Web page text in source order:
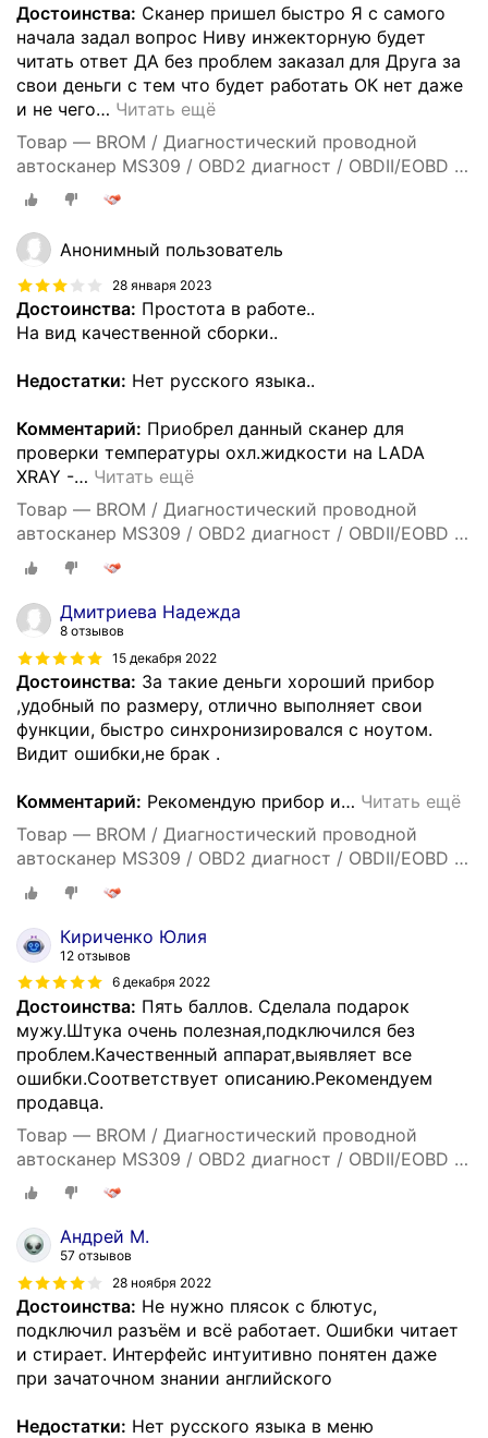
Достоинства: Сканер пришел быстро Я с самого
начала задал вопрос Ниву инжекторную будет
читать ответ ДА без проблем заказал для Друга за
свои деньги с тем что будет работать ОК нет даже
и не чего… Читать ещё
Товар — BROM / Диагностический проводной
автосканер MS309 / OBD2 диагност / OBDII/EOBD /
OBD Car Doctor
Анонимный пользователь
28 января 2023
Достоинства: Простота в работе..
На вид качественной сборки..
Недостатки: Нет русского языка..
Комментарий: Приобрел данный сканер для
проверки температуры охл.жидкости на LADA
XRAY -… Читать ещё
Товар — BROM / Диагностический проводной
автосканер MS309 / OBD2 диагност / OBDII/EOBD /
OBD Car Doctor
Дмитриева Надежда
8 отзывов
15 декабря 2022
Достоинства: За такие деньги хороший прибор
,удобный по размеру, отлично выполняет свои
функции, быстро синхронизировался с ноутом.
Видит ошибки,не брак .
Комментарий: Рекомендую прибор и… Читать ещё
Товар — BROM / Диагностический проводной
автосканер MS309 / OBD2 диагност / OBDII/EOBD /
OBD Car Doctor
Кириченко Юлия
12 отзывов
6 декабря 2022
Достоинства: Пять баллов. Сделала подарок
мужу.Штука очень полезная,подключился без
проблем.Качественный аппарат,выявляет все
ошибки.Соответствует описанию.Рекомендуем
продавца.
Товар — BROM / Диагностический проводной
автосканер MS309 / OBD2 диагност / OBDII/EOBD /
OBD Car Doctor
Андрей М.
57 отзывов
28 ноября 2022
Достоинства: Не нужно плясок с блютус,
подключил разъём и всё работает. Ошибки читает
и стирает. Интерфейс интуитивно понятен даже
при зачаточном знании английского
Недостатки: Нет русского языка в меню